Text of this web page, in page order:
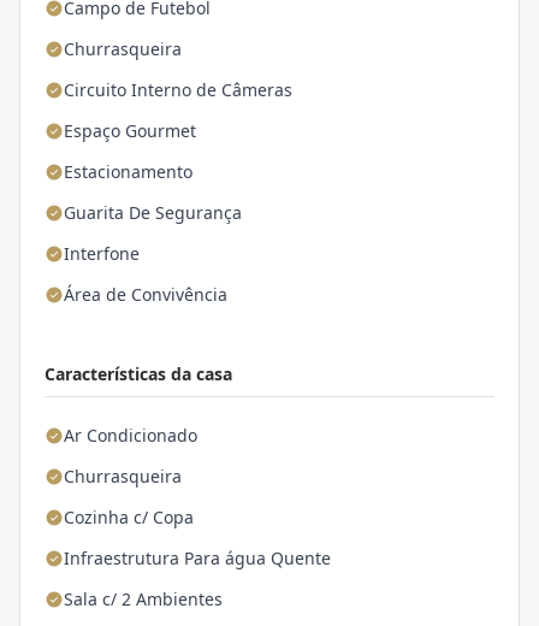
Campo de Futebol
Churrasqueira
Circuito Interno de Câmeras
Espaço Gourmet
Estacionamento
Guarita De Segurança
Interfone
Área de Convivência
Características da casa
Ar Condicionado
Churrasqueira
Cozinha c/ Copa
Infraestrutura Para água Quente
Sala c/ 2 Ambientes